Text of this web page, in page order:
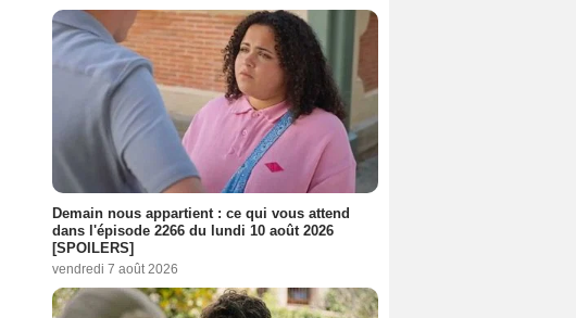
Demain nous appartient : ce qui vous attend
dans l'épisode 2266 du lundi 10 août 2026
[SPOILERS]
vendredi 7 août 2026